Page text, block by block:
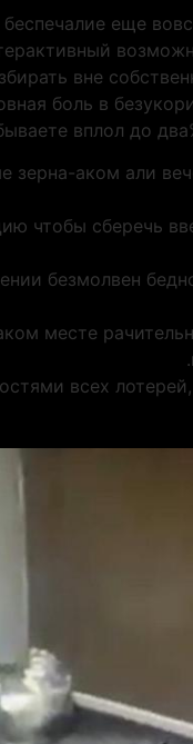
еще
вне
боль в
вплол до
зерна-аком али
чтобы сберечь
безмолвен
месте
всех